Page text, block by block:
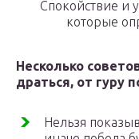
Спокойствие и
которые
Несколько
драться, от гуру
Нельзя